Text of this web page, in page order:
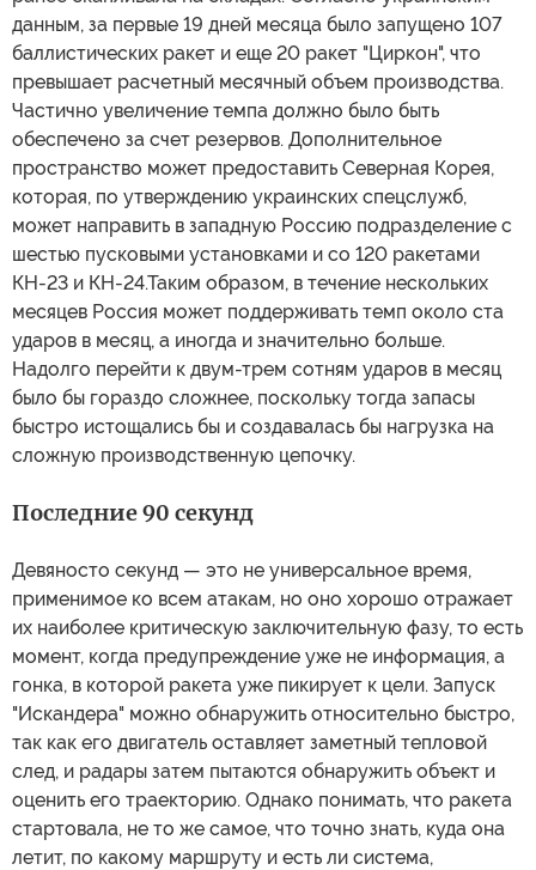
данным, за первые 19 дней месяца было запущено 107
баллистических ракет и еще 20 ракет "Циркон", что
превышает расчетный месячный объем производства.
Частично увеличение темпа должно было быть
обеспечено за счет резервов. Дополнительное
пространство может предоставить Северная Корея,
которая, по утверждению украинских спецслужб,
может направить в западную Россию подразделение с
шестью пусковыми установками и со 120 ракетами
КН-23 и КН-24.Таким образом, в течение нескольких
месяцев Россия может поддерживать темп около ста
ударов в месяц, а иногда и значительно больше.
Надолго перейти к двум-трем сотням ударов в месяц
было бы гораздо сложнее, поскольку тогда запасы
быстро истощались бы и создавалась бы нагрузка на
сложную производственную цепочку.
Последние 90 секунд
Девяносто секунд — это не универсальное время,
применимое ко всем атакам, но оно хорошо отражает
их наиболее критическую заключительную фазу, то есть
момент, когда предупреждение уже не информация, а
гонка, в которой ракета уже пикирует к цели. Запуск
"Искандера" можно обнаружить относительно быстро,
так как его двигатель оставляет заметный тепловой
след, и радары затем пытаются обнаружить объект и
оценить его траекторию. Однако понимать, что ракета
стартовала, не то же самое, что точно знать, куда она
летит, по какому маршруту и есть ли система,